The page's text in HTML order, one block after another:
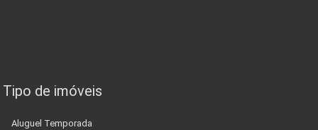
Tipo de imóveis
Aluguel Temporada